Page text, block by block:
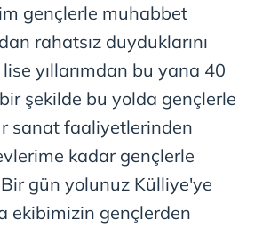
gençlerle muhabbet
rahatsız duyduklarını
yıllarımdan bu yana 40
şekilde bu yolda gençlerle
sanat faaliyetlerinden
kadar gençlerle
gün yolunuz Külliye'ye
ekibimizin gençlerden